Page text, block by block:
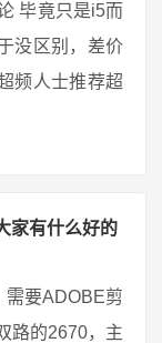
毕竟只是i5而
没区别，差价
频人士推荐超
家有什么好的
需要ADOBE剪
路的2670，主